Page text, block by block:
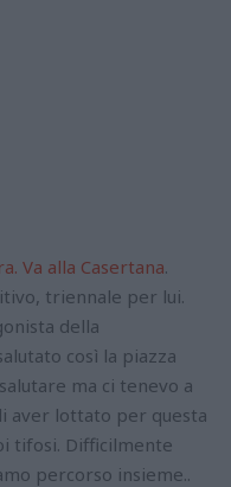
Va alla Casertana.
triennale per lui.
della
così la piazza
ma ci tenevo a
aver lottato per questa
tifosi. Difficilmente
percorso insieme..